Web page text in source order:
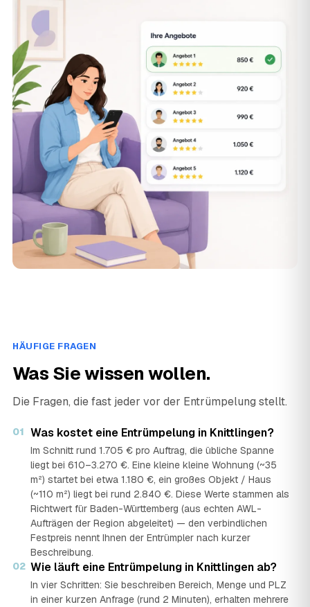
HÄUFIGE FRAGEN
Was Sie wissen wollen.
Die Fragen, die fast jeder vor der Entrümpelung stellt.
01 Was kostet eine Entrümpelung in Knittlingen?
Im Schnitt rund 1.705 € pro Auftrag, die übliche Spanne
liegt bei 610–3.270 €. Eine kleine kleine Wohnung (~35
m²) startet bei etwa 1.180 €, ein großes Objekt / Haus
(~110 m²) liegt bei rund 2.840 €. Diese Werte stammen als
Richtwert für Baden-Württemberg (aus echten AWL-
Aufträgen der Region abgeleitet) — den verbindlichen
Festpreis nennt Ihnen der Entrümpler nach kurzer
Beschreibung.
02 Wie läuft eine Entrümpelung in Knittlingen ab?
In vier Schritten: Sie beschreiben Bereich, Menge und PLZ
in einer kurzen Anfrage (rund 2 Minuten), erhalten mehrere